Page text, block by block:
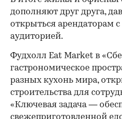
дополняют друг друга,
открыться арендаторам
аудиторией.
Фудхолл Eat Market в
гастрономическое
разных кухонь мира,
строительства для
«Ключевая задача —
свежеприготовленной